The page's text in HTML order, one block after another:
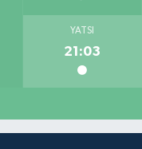
YATSI
21:03